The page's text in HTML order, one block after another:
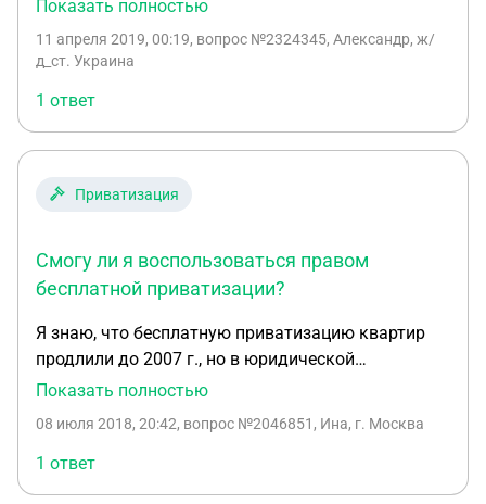
человека. так вот если за каждого члена семьи
70.5 кв.м? после продажи квартиры, через
несколько лет, отец как инвалид войны получил
государственную квартиру которая не
преватезирывана и хотели бы ее преватезировать.
но мы уже все учествовали в бесплатной
делать? пожскажите!
Показать полностью
11 апреля 2019, 00:19, вопрос №2324345, Александр, ж/
д_ст. Украина
1 ответ
Приватизация
Смогу ли я воспользоваться правом
бесплатной приватизации?
Я знаю, что бесплатную приватизацию квартир
продлили до 2007 г., но в юридической
консультации мне сказали, что это
договор социального найма, который можно
заключить только до 1 марта 2005 г, у меня
старый дом и тогда такого договора еще не было.
Показать полностью
08 июля 2018, 20:42, вопрос №2046851, Ина, г. Москва
1 ответ